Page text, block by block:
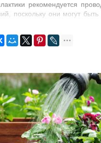
рекомендуется
поскольку они могут
следует вырезать
В конце месяца кусты
не стоит обильно
обрезку с целью